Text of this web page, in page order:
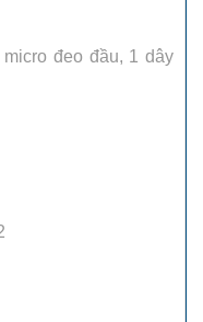
đeo đầu, 1 dây